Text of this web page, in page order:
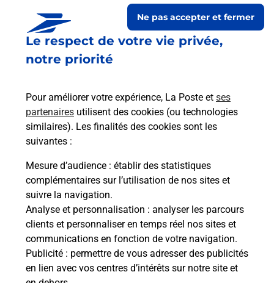
Le respect de votre vie privée,
notre priorité
Pour améliorer votre expérience, La Poste et ses
partenaires utilisent des cookies (ou technologies
similaires). Les finalités des cookies sont les
suivantes :
Mesure d’audience : établir des statistiques
complémentaires sur l’utilisation de nos sites et
suivre la navigation.
Analyse et personnalisation : analyser les parcours
clients et personnaliser en temps réel nos sites et
communications en fonction de votre navigation.
Publicité : permettre de vous adresser des publicités
en lien avec vos centres d’intérêts sur notre site et
Ne pas accepter et fermer
département Orne
S'inscrire au code de la route
Vous cherchez à passer votre code de la route auto
ou moto dans le département Orne ? Découvrez
toutes nos solutions.
En savoir plus